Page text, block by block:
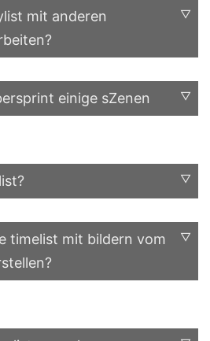
mit anderen
einige sZenen
timelist mit bildern vom